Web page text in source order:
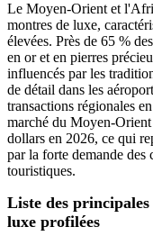
Le Moyen-Orient et
montres de luxe,
élevées. Près de 65 %
en or et en pierres
influencés par les
de détail dans les
transactions régionales
marché du Moyen-
dollars en 2026, ce qui
par la forte demande des
touristiques.
Liste des principales
luxe profilées